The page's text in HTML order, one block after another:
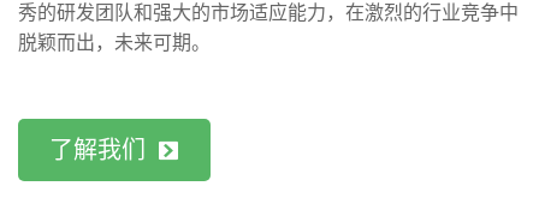
秀的研发团队和强大的市场适应能力，在激烈的行业竞争中
脱颖而出，未来可期。
了解我们